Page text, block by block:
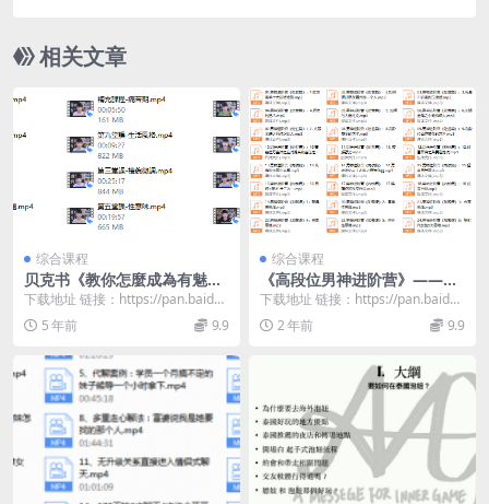
相关文章
综合课程
贝克书《教你怎麼成為有魅力
的男人》
下载地址 链接：https://pan.baidu.
com/s/1RrAYsQv...
5 年前 9.9
综合课程
《高段位男神进阶营》——浪
哥出品
下载地址 链接：https://pan.baidu.
com/s/1lfsCfv9...
2 年前 9.9